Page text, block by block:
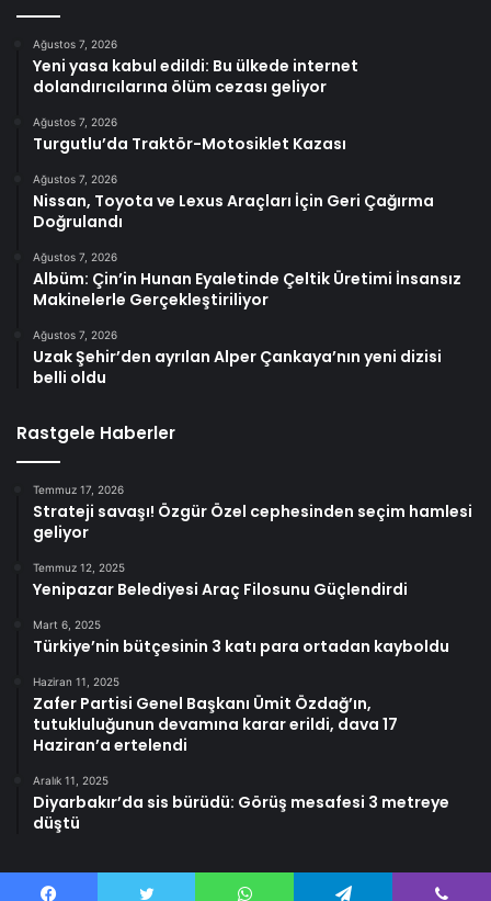
Ağustos 7, 2026
Yeni yasa kabul edildi: Bu ülkede internet
dolandırıcılarına ölüm cezası geliyor
Ağustos 7, 2026
Turgutlu’da Traktör-Motosiklet Kazası
Ağustos 7, 2026
Nissan, Toyota ve Lexus Araçları İçin Geri Çağırma
Doğrulandı
Ağustos 7, 2026
Albüm: Çin’in Hunan Eyaletinde Çeltik Üretimi İnsansız
Makinelerle Gerçekleştiriliyor
Ağustos 7, 2026
Uzak Şehir’den ayrılan Alper Çankaya’nın yeni dizisi
belli oldu
Rastgele Haberler
Temmuz 17, 2026
Strateji savaşı! Özgür Özel cephesinden seçim hamlesi
geliyor
Temmuz 12, 2025
Yenipazar Belediyesi Araç Filosunu Güçlendirdi
Mart 6, 2025
Türkiye’nin bütçesinin 3 katı para ortadan kayboldu
Haziran 11, 2025
Zafer Partisi Genel Başkanı Ümit Özdağ’ın,
tutukluluğunun devamına karar erildi, dava 17
Haziran’a ertelendi
Aralık 11, 2025
Diyarbakır’da sis bürüdü: Görüş mesafesi 3 metreye
düştü